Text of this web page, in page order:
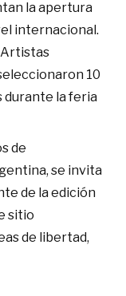
la apertura
internacional.
Artistas
10
durante la feria
de
se invita
de la edición
sitio
de libertad,